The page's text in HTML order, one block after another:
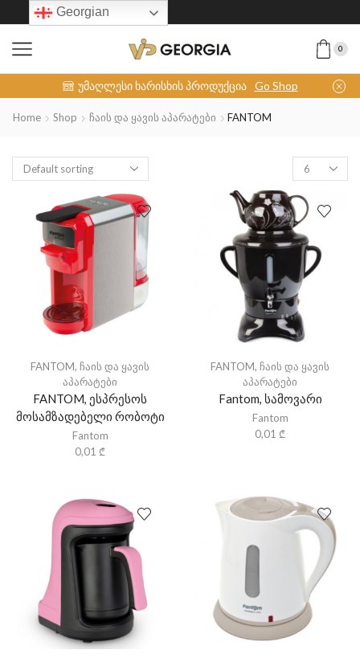
0
უმაღლესი ხარისხის პროდუქცია Go Shop
Home Shop Ჩაის Და Ყავის Აპარატები FANTOM
FANTOM, ჩაის და ყავის
აპარატები
FANTOM, ესპრესოს
მოსამზადებელი რობოტი
Fantom
0,01 ₾
FANTOM, ჩაის და ყავის
აპარატები
Fantom, სამოვარი
Fantom
0,01 ₾
Georgian